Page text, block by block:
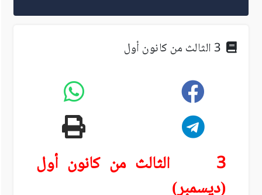
3 الثالث من كانون أول
(ديسمبر)